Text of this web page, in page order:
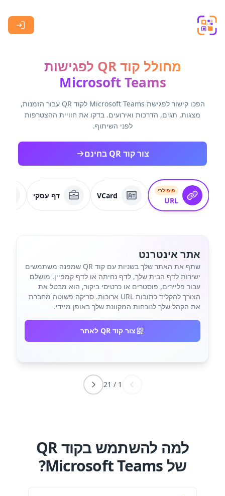
מחולל קוד QR לפגישות
Microsoft Teams
הפכו קישור לפגישת Microsoft Teams לקוד QR עבור הזמנות,
מצגות, תגים, הדרכות ואירועים. בדקו את חוויית ההצטרפות
לפני השיתוף.
צור קוד QR בחינם
פופולרי
URL
VCard דף עסקי
אתר אינטרנט
שתף את האתר שלך בשניות עם קוד QR שמפנה משתמשים
ישירות לדף הבית שלך, לדף נחיתה או לדף קמפיין. מושלם
עבור פליירים, פוסטרים או כרטיסי ביקור, הוא מבטל את
הצורך להקליד כתובות URL ארוכות. סריקה פשוטה מחברת
את הקהל שלך לנוכחות המקוונת שלך באופן מיידי.
צור קוד QR לאתר
1
/
21
למה להשתמש בקוד QR
של Microsoft Teams?